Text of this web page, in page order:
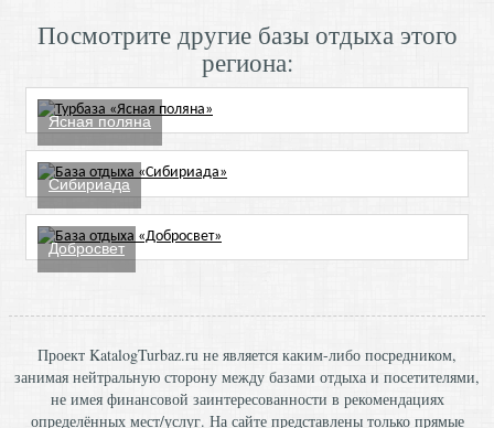
Посмотрите другие базы отдыха этого
региона:
Ясная поляна
Сибириада
Добросвет
Проект KatalogTurbaz.ru не является каким-либо посредником,
занимая нейтральную сторону между базами отдыха и посетителями,
не имея финансовой заинтересованности в рекомендациях
определённых мест/услуг. На сайте представлены только прямые